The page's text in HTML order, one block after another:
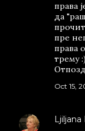
права
да
пре
права
трему
Oct 15,
Ljiljana